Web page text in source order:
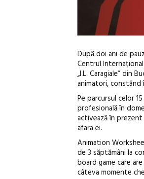
După doi ani de
Centrul
„I.L. Caragiale” din
animatori,
Pe parcursul celor
profesională în
activează în
afara ei.
Animation
de 3 săptămâni la
board game care
câteva momente